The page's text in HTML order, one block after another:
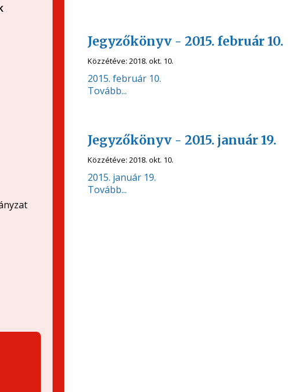
Jegyzőkönyv - 2015. február 10.
Közzétéve: 2018. okt. 10.
2015. február 10.
Tovább...
Jegyzőkönyv - 2015. január 19.
Közzétéve: 2018. okt. 10.
2015. január 19.
Tovább...